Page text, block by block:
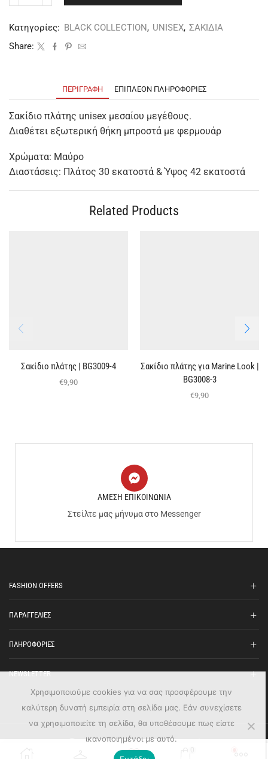
Κατηγορίες: BLACK COLLECTION, UNISEX, ΣΑΚΙΔΙΑ
Share:
ΠΕΡΙΓΡΑΦΉ ΕΠΙΠΛΈΟΝ ΠΛΗΡΟΦΟΡΊΕΣ
Σακίδιο πλάτης unisex μεσαίου μεγέθους.
Διαθέτει εξωτερική θήκη μπροστά με φερμουάρ
Χρώματα: Μαύρο
Διαστάσεις: Πλάτος 30 εκατοστά & Ύψος 42 εκατοστά
Related Products
Σακίδιο πλάτης | BG3009-4
€9,90
Σακίδιο πλάτης για Marine Look |
BG3008-3
€9,90
ΑΜΕΣΗ ΕΠΙΚΟΙΝΩΝΙΑ
Στείλτε μας μήνυμα στο Messenger
FASHION OFFERS
ΠΑΡΑΓΓΕΛΙΕΣ
ΠΛΗΡΟΦΟΡΙΕΣ
NEWSLETTER
Ⓒ Fashion Offers - All Rights Reserved
Χρησιμοποιούμε cookies για να σας προσφέρουμε την
καλύτερη δυνατή εμπειρία στη σελίδα μας. Εάν συνεχίσετε
να χρησιμοποιείτε τη σελίδα, θα υποθέσουμε πως είστε
ικανοποιημένοι με αυτό.